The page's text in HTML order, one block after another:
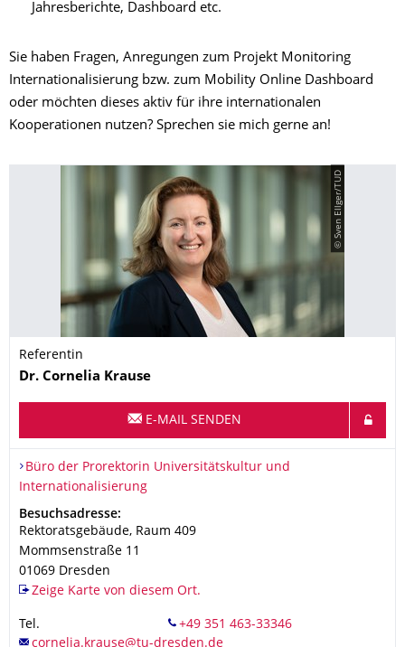
Jahresberichte, Dashboard etc.
Sie haben Fragen, Anregungen zum Projekt Monitoring
Internationalisierung bzw. zum Mobility Online Dashboard
oder möchten dieses aktiv für ihre internationalen
Kooperationen nutzen? Sprechen sie mich gerne an!
© Sven Ellger/TUD
Referentin
Name
Dr. Cornelia Krause
E-MAIL SENDEN
Organisationsname
Büro der Prorektorin Universitätskultur und
Büro der Prorektorin Universitätskultur und
Internationalisierung
Adresse
Besuchsadresse:
Rektoratsgebäude, Raum 409
Mommsenstraße 11
01069 Dresden
Zeige Karte von diesem Ort.
Tel.